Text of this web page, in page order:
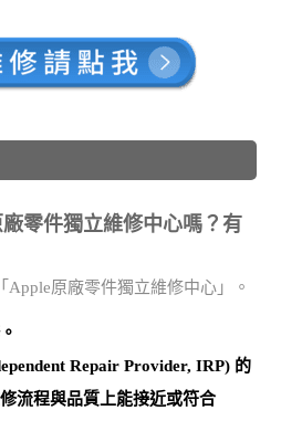
零件獨立維修中心嗎？有
原廠零件獨立維修中心」。
Repair Provider, IRP) 的
流程與品質上能接近或符合